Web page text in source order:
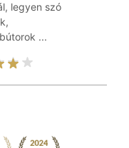
legyen szó
...